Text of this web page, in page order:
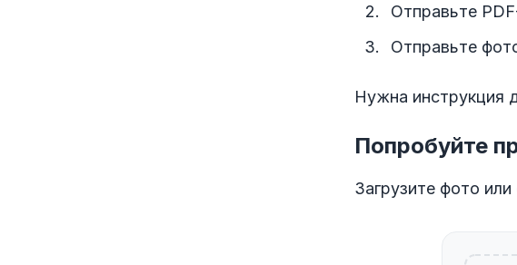
Отправьте
Отправьте
Нужна инструкция
Попробуйте
Загрузите фото